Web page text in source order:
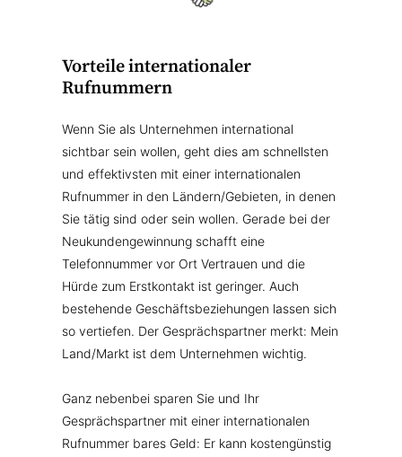
Vorteile internationaler
Rufnummern
Wenn Sie als Unternehmen international
sichtbar sein wollen, geht dies am schnellsten
und effektivsten mit einer internationalen
Rufnummer in den Ländern/Gebieten, in denen
Sie tätig sind oder sein wollen. Gerade bei der
Neukundengewinnung schafft eine
Telefonnummer vor Ort Vertrauen und die
Hürde zum Erstkontakt ist geringer. Auch
bestehende Geschäftsbeziehungen lassen sich
so vertiefen. Der Gesprächspartner merkt: Mein
Land/Markt ist dem Unternehmen wichtig.
Ganz nebenbei sparen Sie und Ihr
Gesprächspartner mit einer internationalen
Rufnummer bares Geld: Er kann kostengünstig